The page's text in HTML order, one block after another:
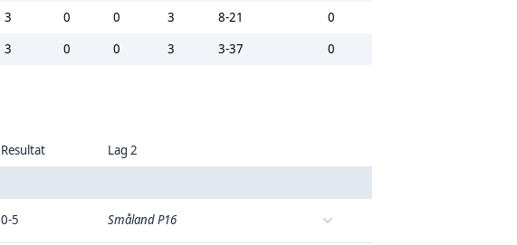
3 0 0 3 8-21
0
3 0 0 3 3-37 0
Resultat Lag 2
0-5 Småland P16